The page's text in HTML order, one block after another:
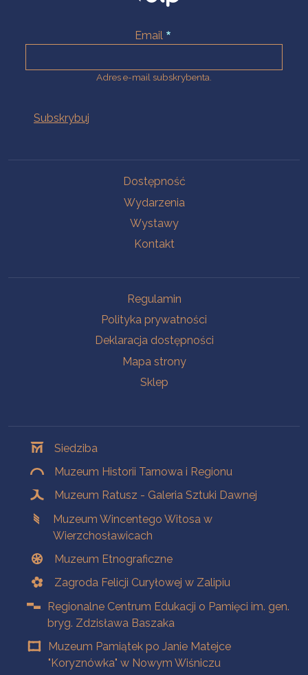
Email
Adres e-mail subskrybenta.
Dostępność
Wydarzenia
Wystawy
Kontakt
Regulamin
Polityka prywatności
Deklaracja dostępności
Mapa strony
Sklep
Siedziba
Muzeum Historii Tarnowa i Regionu
Muzeum Ratusz - Galeria Sztuki Dawnej
Muzeum Wincentego Witosa w
Wierzchosławicach
Muzeum Etnograficzne
Zagroda Felicji Curyłowej w Zalipiu
Regionalne Centrum Edukacji o Pamięci im. gen.
bryg. Zdzisława Baszaka
Muzeum Pamiątek po Janie Matejce
"Koryznówka" w Nowym Wiśniczu